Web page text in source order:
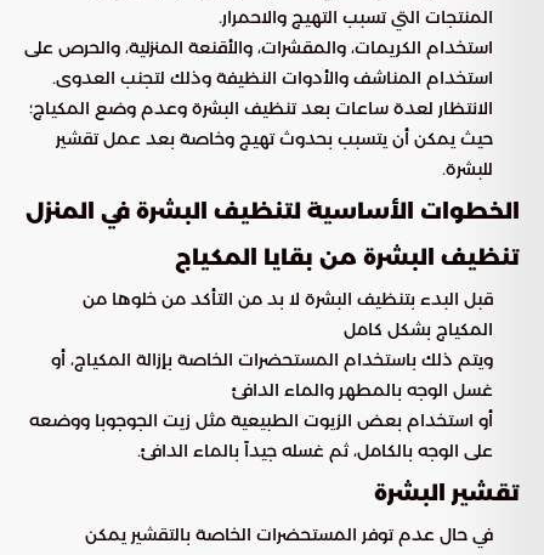
المنتجات التي تسبب التهيج والاحمرار.
استخدام الكريمات، والمقشرات، والأقنعة المنزلية، والحرص على
استخدام المناشف والأدوات النظيفة وذلك لتجنب العدوى.
الانتظار لعدة ساعات بعد تنظيف البشرة وعدم وضع المكياج؛
حيث يمكن أن يتسبب بحدوث تهيج وخاصة بعد عمل تقشير
للبشرة.
الخطوات الأساسية لتنظيف البشرة في المنزل
تنظيف البشرة من بقايا المكياج
قبل البدء بتنظيف البشرة لا بد من التأكد من خلوها من
المكياج بشكل كامل
ويتم ذلك باستخدام المستحضرات الخاصة بإزالة المكياج، أو
غسل الوجه بالمطهر والماء الدافئ
أو استخدام بعض الزيوت الطبيعية مثل زيت الجوجوبا ووضعه
على الوجه بالكامل، ثم غسله جيداً بالماء الدافئ.
تقشير البشرة
في حال عدم توفر المستحضرات الخاصة بالتقشير يمكن